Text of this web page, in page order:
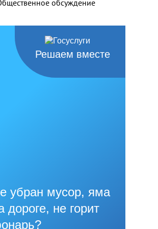
обсуждение
Решаем вместе
убран мусор, яма
дороге, не горит